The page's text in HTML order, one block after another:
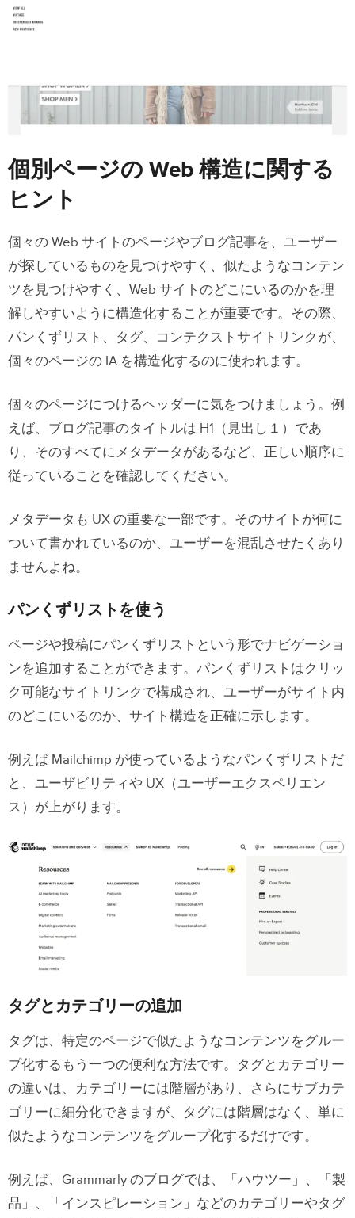
個別ページの Web 構造に関する
ヒント
個々の Web サイトのページやブログ記事を、ユーザー
が探しているものを見つけやすく、似たようなコンテン
ツを見つけやすく、Web サイトのどこにいるのかを理
解しやすいように構造化することが重要です。その際、
パンくずリスト、タグ、コンテクストサイトリンクが、
個々のページの IA を構造化するのに使われます。
個々のページにつけるヘッダーに気をつけましょう。例
えば、ブログ記事のタイトルは H1（見出し１）であ
り、そのすべてにメタデータがあるなど、正しい順序に
従っていることを確認してください。
メタデータも UX の重要な一部です。そのサイトが何に
ついて書かれているのか、ユーザーを混乱させたくあり
ませんよね。
パンくずリストを使う
ページや投稿にパンくずリストという形でナビゲーショ
ンを追加することができます。パンくずリストはクリッ
ク可能なサイトリンクで構成され、ユーザーがサイト内
のどこにいるのか、サイト構造を正確に示します。
例えば Mailchimp が使っているようなパンくずリストだ
と、ユーザビリティや UX（ユーザーエクスペリエン
ス）が上がります。
タグとカテゴリーの追加
タグは、特定のページで似たようなコンテンツをグルー
プ化するもう一つの便利な方法です。タグとカテゴリー
の違いは、カテゴリーには階層があり、さらにサブカテ
ゴリーに細分化できますが、タグには階層はなく、単に
似たようなコンテンツをグループ化するだけです。
例えば、Grammarly のブログでは、「ハウツー」、「製
品」、「インスピレーション」などのカテゴリーやタグ